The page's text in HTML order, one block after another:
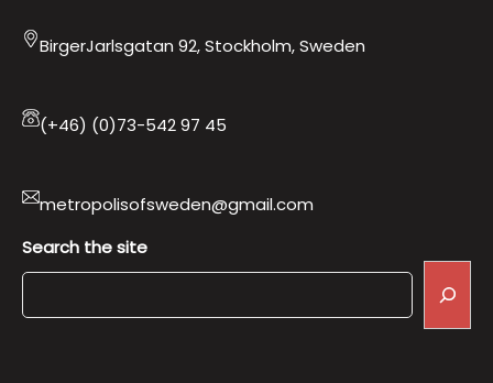
BirgerJarlsgatan 92, Stockholm, Sweden
(+46) (0)73-542 97 45
metropolisofsweden@gmail.com
Search the site